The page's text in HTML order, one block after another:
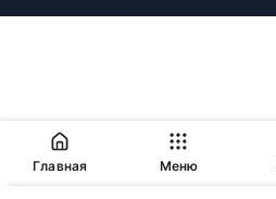
Главная Меню